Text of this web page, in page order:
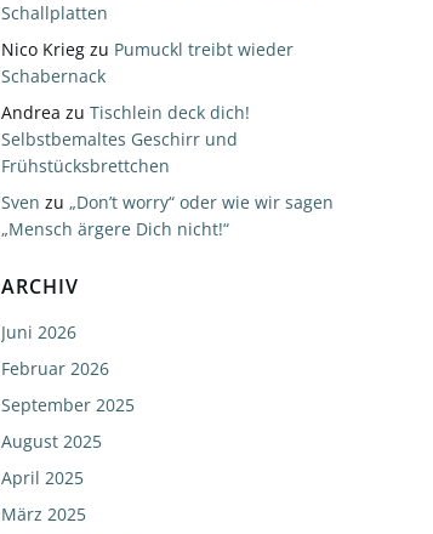
Schallplatten
Nico Krieg zu Pumuckl treibt wieder
Schabernack
Andrea zu Tischlein deck dich!
Selbstbemaltes Geschirr und
Frühstücksbrettchen
Sven zu „Don’t worry“ oder wie wir sagen
„Mensch ärgere Dich nicht!“
ARCHIV
Juni 2026
Februar 2026
September 2025
August 2025
April 2025
März 2025